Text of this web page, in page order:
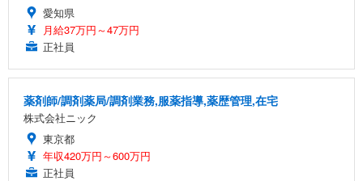
愛知県
月給37万円～47万円
正社員
薬剤師/調剤薬局/調剤業務,服薬指導,薬歴管理,在宅
株式会社ニック
東京都
年収420万円～600万円
正社員